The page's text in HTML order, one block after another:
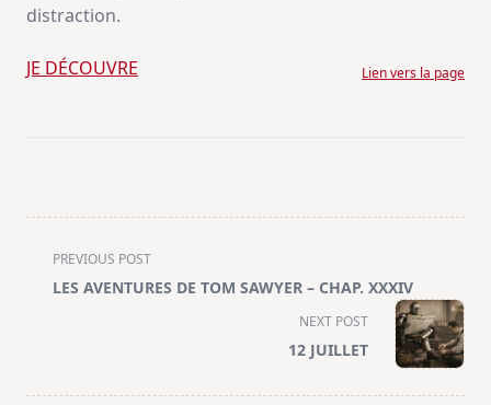
distraction.
JE DÉCOUVRE Lien vers la page
<span
class="nav-
PREVIOUS POST
LES AVENTURES DE TOM SAWYER – CHAP. XXXIV
NEXT POST
12 JUILLET